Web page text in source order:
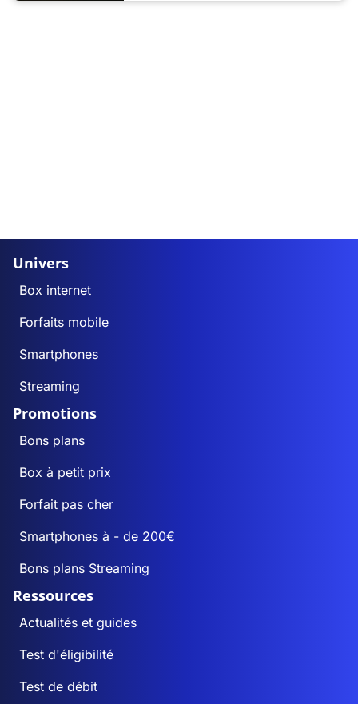
Univers
Box internet
Forfaits mobile
Smartphones
Streaming
Promotions
Bons plans
Box à petit prix
Forfait pas cher
Smartphones à - de 200€
Bons plans Streaming
Ressources
Actualités et guides
Test d'éligibilité
Test de débit